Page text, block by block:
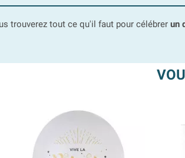
trouverez tout ce qu'il faut pour célébrer un